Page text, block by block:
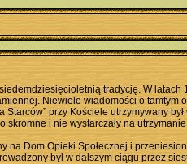
tradycję. W latach
Niewiele wiadomości o tamtym
przy Kościele utrzymywany
skromne i nie wystarczały na
na Dom Opieki Społecznej i
był w dalszym ciągu przez